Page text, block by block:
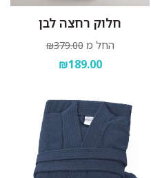
חלוק רחצה לבן
החל מ ₪379.00
₪189.00